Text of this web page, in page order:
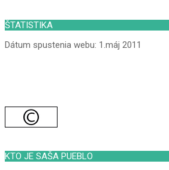
ŠTATISTIKA
Dátum spustenia webu: 1.máj 2011
KTO JE SAŠA PUEBLO